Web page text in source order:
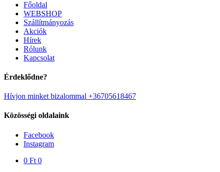
Főoldal
WEBSHOP
Szállítmányozás
Akciók
Hírek
Rólunk
Kapcsolat
Érdeklődne?
Hívjon minket bizalommal +36705618467
Közösségi oldalaink
Facebook
Instagram
0 Ft 0